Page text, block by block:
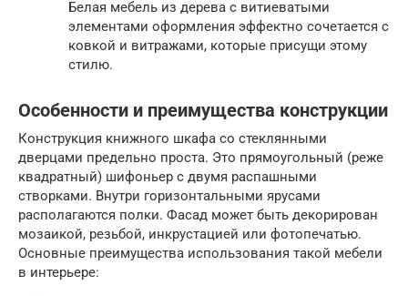
Белая мебель из дерева с витиеватыми
элементами оформления эффектно сочетается с
ковкой и витражами, которые присущи этому
стилю.
Особенности и преимущества конструкции
Конструкция книжного шкафа со стеклянными
дверцами предельно проста. Это прямоугольный (реже
квадратный) шифоньер с двумя распашными
створками. Внутри горизонтальными ярусами
располагаются полки. Фасад может быть декорирован
мозаикой, резьбой, инкрустацией или фотопечатью.
Основные преимущества использования такой мебели
в интерьере: